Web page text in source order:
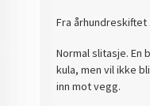
Fra århundreskiftet
Normal slitasje. En
kula, men vil ikke
inn mot vegg.